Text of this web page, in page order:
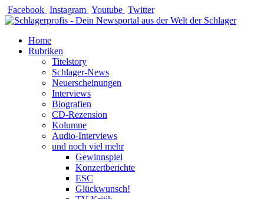
Zum
Inhalt
Facebook Instagram Youtube Twitter
Home
Rubriken
Titelstory
Schlager-News
Neuerscheinungen
Interviews
Biografien
CD-Rezension
Kolumne
Audio-Interviews
und noch viel mehr
Gewinnspiel
Konzertberichte
ESC
Glückwunsch!